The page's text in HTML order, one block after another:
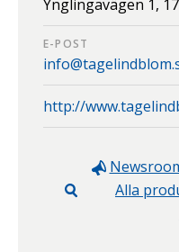
Ynglingavägen 1,
E-POST
http://
Alla